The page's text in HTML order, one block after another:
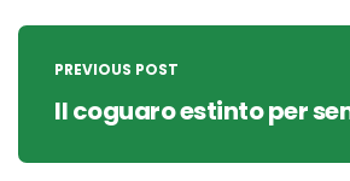
Post
navigation
PREVIOUS POST
Il coguaro estinto per